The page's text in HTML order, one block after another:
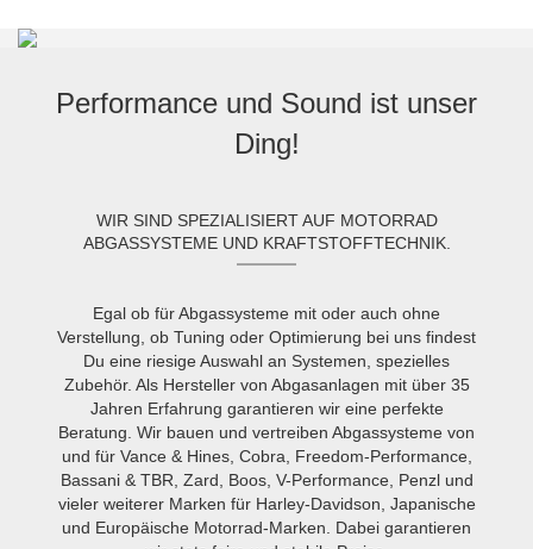
Performance und Sound ist unser
Ding!
WIR SIND SPEZIALISIERT AUF MOTORRAD
ABGASSYSTEME UND KRAFTSTOFFTECHNIK.
Egal ob für Abgassysteme mit oder auch ohne
Verstellung, ob Tuning oder Optimierung bei uns findest
Du eine riesige Auswahl an Systemen, spezielles
Zubehör. Als Hersteller von Abgasanlagen mit über 35
Jahren Erfahrung garantieren wir eine perfekte
Beratung. Wir bauen und vertreiben Abgassysteme von
und für Vance & Hines, Cobra, Freedom-Performance,
Bassani & TBR, Zard, Boos, V-Performance, Penzl und
vieler weiterer Marken für Harley-Davidson, Japanische
und Europäische Motorrad-Marken. Dabei garantieren